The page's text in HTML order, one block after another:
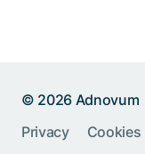
© 2026 Adnovum
Privacy
Cookies